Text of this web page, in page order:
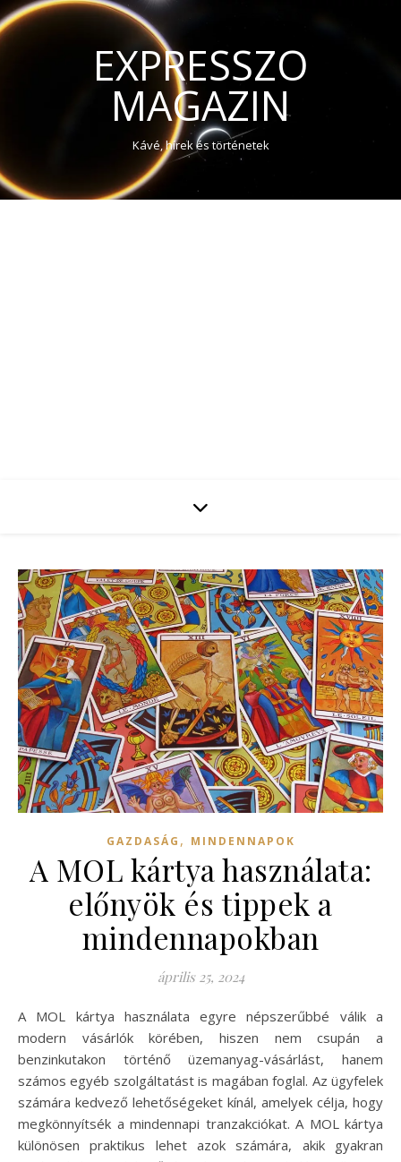
EXPRESSZO
MAGAZIN
Kávé, hírek és történetek
GAZDASÁG , MINDENNAPOK
A MOL kártya használata:
előnyök és tippek a
mindennapokban
április 25, 2024
A MOL kártya használata egyre népszerűbbé válik a
modern vásárlók körében, hiszen nem csupán a
benzinkutakon történő üzemanyag-vásárlást, hanem
számos egyéb szolgáltatást is magában foglal. Az ügyfelek
számára kedvező lehetőségeket kínál, amelyek célja, hogy
megkönnyítsék a mindennapi tranzakciókat. A MOL kártya
különösen praktikus lehet azok számára, akik gyakran